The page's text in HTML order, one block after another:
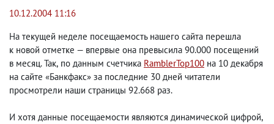
10.12.2004 11:16
На текущей неделе посещаемость нашего сайта перешла
к новой отметке — впервые она превысила 90.000 посещений
в месяц. Так, по данным счетчика RamblerTop100 на 10 декабря
на сайте «Банкфакс» за последние 30 дней читатели
просмотрели наши страницы 92.668 раз.
И хотя данные посещаемости являются динамической цифрой,